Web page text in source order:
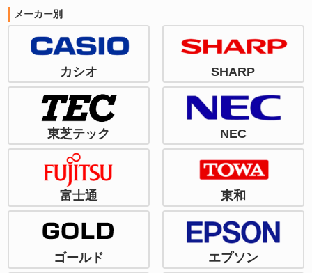
メーカー別
カシオ SHARP
東芝テック NEC
富士通 東和
ゴールド エプソン